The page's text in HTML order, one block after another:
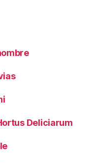
Deliciarum